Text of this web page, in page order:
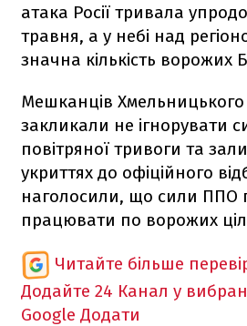
атака Росії тривала
травня, а у небі над
значна кількість ворожих
Мешканців Хмельницького
закликали не ігнорувати
повітряної тривоги та
укриттях до офіційного
наголосили, що сили ППО
працювати по ворожих
Читайте більше
Додайте 24 Канал у
Google Додати